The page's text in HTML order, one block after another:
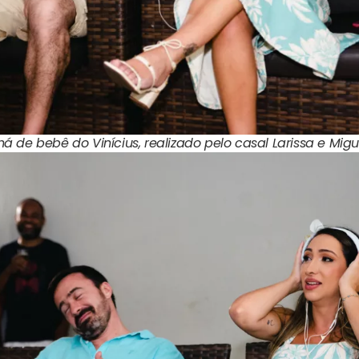
de bebê do Vinícius, realizado pelo casal Larissa e